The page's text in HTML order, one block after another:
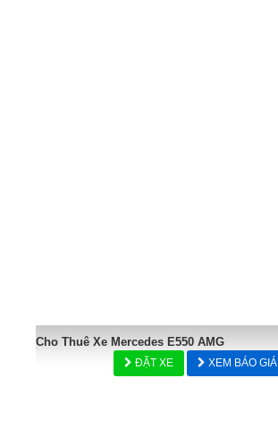
Cho Thuê Xe Mercedes E550 AMG
ĐẶT XE XEM BÁO GIÁ